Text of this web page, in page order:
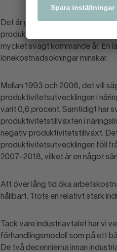
Det är genom högre
produktivitetsutveckling har följt
mycket svagt kommande år. En
lönekostnadsökningar minskar.
Mellan 1993 och 2006, det vill
produktivitetsutvecklingen i
varit 0,6 procent. Samtidigt har
produktivitetstillväxten i
negativ produktivitetstillväxt.
produktivitetsutvecklingen föll
2007–2018, vilket är en något
Att över lång tid öka
hållbart. Trots en relativt stark
Tack vare industriavtalet har vi
förhandlings­modell som på ett
De två decennierna innan